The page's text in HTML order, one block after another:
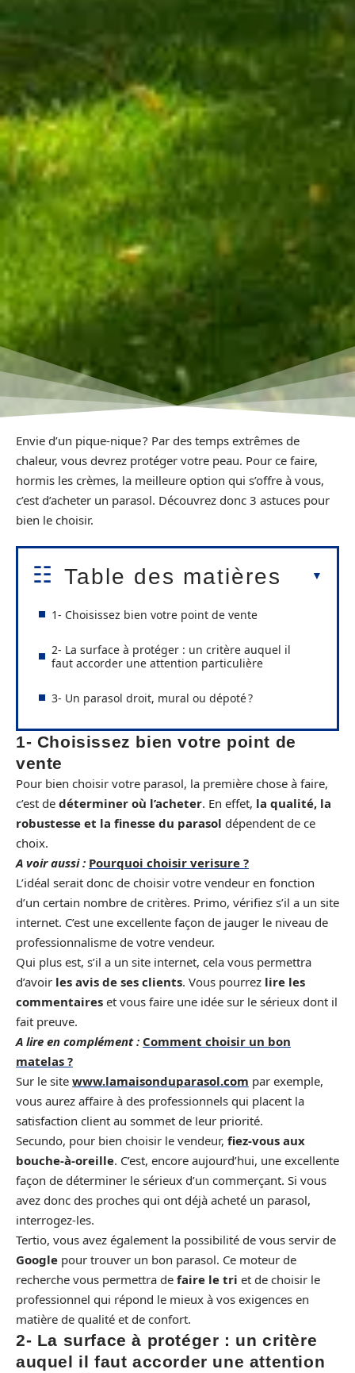
Envie d’un pique-nique ? Par des temps extrêmes de
chaleur, vous devrez protéger votre peau. Pour ce faire,
hormis les crèmes, la meilleure option qui s’offre à vous,
c’est d’acheter un parasol. Découvrez donc 3 astuces pour
bien le choisir.
Table des matières
1- Choisissez bien votre point de vente
2- La surface à protéger : un critère auquel il
faut accorder une attention particulière
3- Un parasol droit, mural ou dépoté ?
1- Choisissez bien votre point de
vente
Pour bien choisir votre parasol, la première chose à faire,
c’est de déterminer où l’acheter. En effet, la qualité, la
robustesse et la finesse du parasol dépendent de ce
choix.
A voir aussi : Pourquoi choisir verisure ?
L’idéal serait donc de choisir votre vendeur en fonction
d’un certain nombre de critères. Primo, vérifiez s’il a un site
internet. C’est une excellente façon de jauger le niveau de
professionnalisme de votre vendeur.
Qui plus est, s’il a un site internet, cela vous permettra
d’avoir les avis de ses clients. Vous pourrez lire les
commentaires et vous faire une idée sur le sérieux dont il
fait preuve.
A lire en complément : Comment choisir un bon
matelas ?
Sur le site www.lamaisonduparasol.com par exemple,
vous aurez affaire à des professionnels qui placent la
satisfaction client au sommet de leur priorité.
Secundo, pour bien choisir le vendeur, fiez-vous aux
bouche-à-oreille. C’est, encore aujourd’hui, une excellente
façon de déterminer le sérieux d’un commerçant. Si vous
avez donc des proches qui ont déjà acheté un parasol,
interrogez-les.
Tertio, vous avez également la possibilité de vous servir de
Google pour trouver un bon parasol. Ce moteur de
recherche vous permettra de faire le tri et de choisir le
professionnel qui répond le mieux à vos exigences en
matière de qualité et de confort.
2- La surface à protéger : un critère
auquel il faut accorder une attention